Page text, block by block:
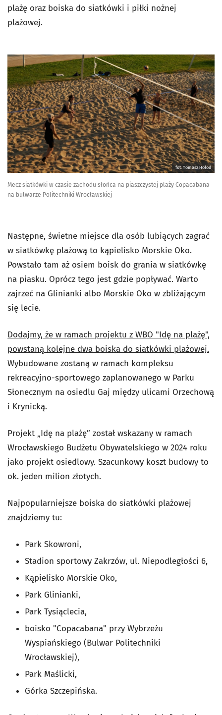
plażę oraz boiska do siatkówki i piłki nożnej
plażowej.
fot. Tomasz Hołod
Mecz siatkówki w czasie zachodu słońca na piaszczystej plaży Copacabana
na bulwarze Politechniki Wrocławskiej
Następne, świetne miejsce dla osób lubiących zagrać
w siatkówkę plażową to kąpielisko Morskie Oko.
Powstało tam aż osiem boisk do grania w siatkówkę
na piasku. Oprócz tego jest gdzie popływać. Warto
zajrzeć na Glinianki albo Morskie Oko w zbliżającym
się lecie.
Dodajmy, że w ramach projektu z WBO "Idę na plażę",
powstaną kolejne dwa boiska do siatkówki plażowej.
Wybudowane zostaną w ramach kompleksu
rekreacyjno-sportowego zaplanowanego w Parku
Słonecznym na osiedlu Gaj między ulicami Orzechową
i Krynicką.
Projekt „Idę na plażę” został wskazany w ramach
Wrocławskiego Budżetu Obywatelskiego w 2024 roku
jako projekt osiedlowy. Szacunkowy koszt budowy to
ok. jeden milion złotych.
Najpopularniejsze boiska do siatkówki plażowej
znajdziemy tu:
Park Skowroni,
Stadion sportowy Zakrzów, ul. Niepodległości 6,
Kąpielisko Morskie Oko,
Park Glinianki,
Park Tysiąclecia,
boisko "Copacabana" przy Wybrzeżu
Wyspiańskiego (Bulwar Politechniki
Wrocławskiej),
Park Maślicki,
Górka Szczepińska.